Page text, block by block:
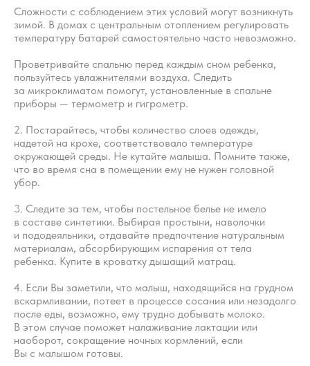
Сложности с соблюдением этих условий могут возникнуть
зимой. В домах с центральным отоплением регулировать
температуру батарей самостоятельно часто невозможно.
Проветривайте спальню перед каждым сном ребенка,
пользуйтесь увлажнителями воздуха. Следить
за микроклиматом помогут, установленные в спальне
приборы — термометр и гигрометр.
2. Постарайтесь, чтобы количество слоев одежды,
надетой на крохе, соответствовало температуре
окружающей среды. Не кутайте малыша. Помните также,
что во время сна в помещении ему не нужен головной
убор.
3. Следите за тем, чтобы постельное белье не имело
в составе синтетики. Выбирая простыни, наволочки
и пододеяльники, отдавайте предпочтение натуральным
материалам, абсорбирующим испарения от тела
ребенка. Купите в кроватку дышащий матрац.
4. Если Вы заметили, что малыш, находящийся на грудном
вскармливании, потеет в процессе сосания или незадолго
после еды, возможно, ему трудно добывать молоко.
В этом случае поможет налаживание лактации или
наоборот, сокращение ночных кормлений, если
Вы с малышом готовы.
Дети
Взрослые
Журнал о сне
Практикум
О проекте
Политика
Соглашение
Оферта
Вопросы
Отзывы
Благодарности